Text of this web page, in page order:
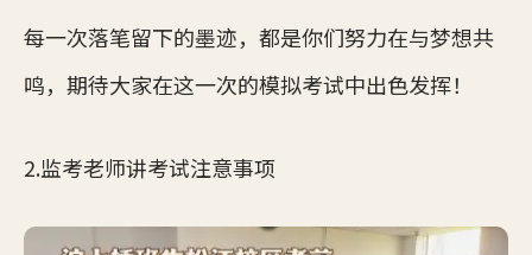
每一次落笔留下的墨迹，都是你们努力在与梦想共
鸣，期待大家在这一次的模拟考试中出色发挥！
2.监考老师讲考试注意事项